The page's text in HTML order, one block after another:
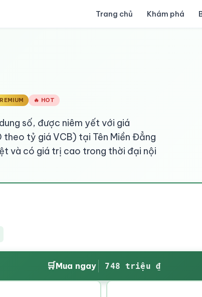
Trang chủ Khám phá
🔥 HOT
số, được niêm yết với giá
tỷ giá VCB) tại Tên Miền Đẳng
và có giá trị cao trong thời đại nội
🛒Mua ngay 748 triệu ₫